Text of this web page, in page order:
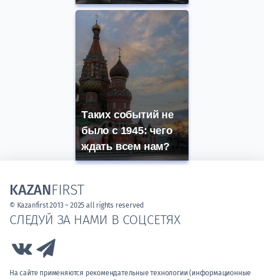
Таких событий не
было с 1945: чего
ждать всем нам?
СЛЕДУЙ ЗА НАМИ В СОЦСЕТЯХ
Link to Vk
На сайте применяются рекомендательные технологии (информационные
KAZANFIRST
© Kazanfirst 2013 – 2025 all rights reserved